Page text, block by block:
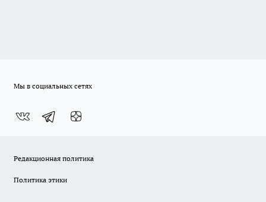
Мы в социальных сетях
Редакционная политика
Политика этики